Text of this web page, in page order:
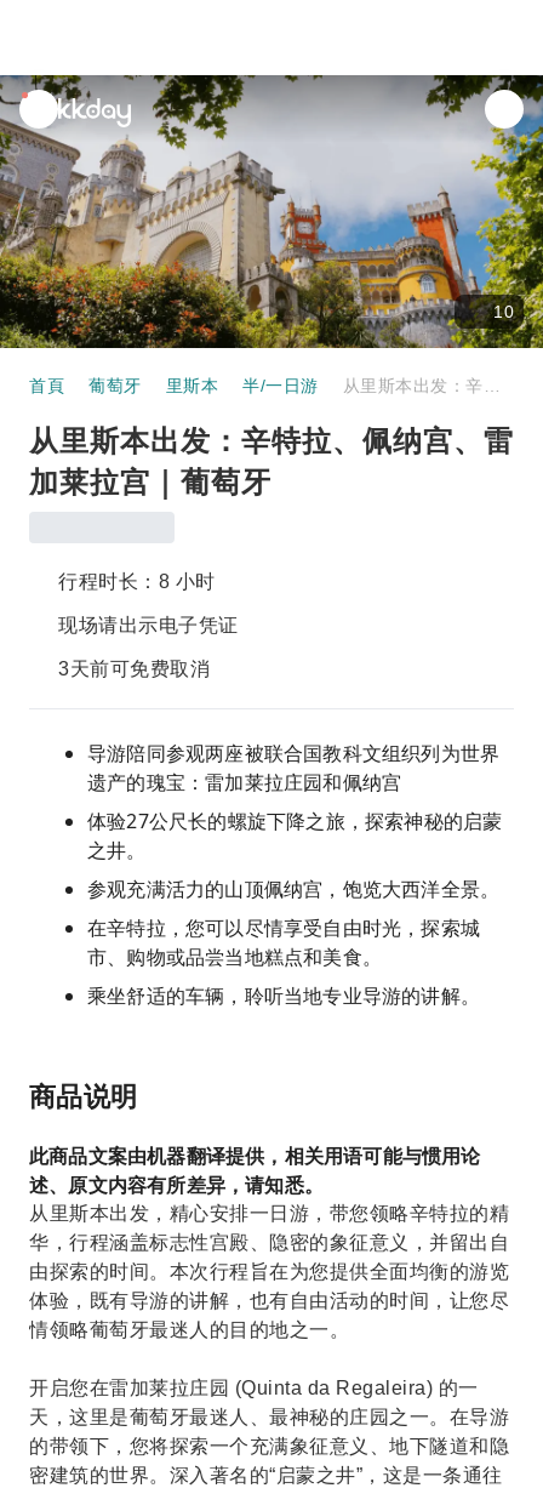
unread
notifications
10
首頁 葡萄牙 里斯本 半/一日游
从里斯本出发：辛特拉、佩纳宫、雷
加莱拉宫｜葡萄牙
行程时长：8 小时
现场请出示电子凭证
3天前可免费取消
导游陪同参观两座被联合国教科文组织列为世界
遗产的瑰宝：雷加莱拉庄园和佩纳宫
体验27公尺长的螺旋下降之旅，探索神秘的启蒙
之井。
参观充满活力的山顶佩纳宫，饱览大西洋全景。
在辛特拉，您可以尽情享受自由时光，探索城
市、购物或品尝当地糕点和美食。
乘坐舒适的车辆，聆听当地专业导游的讲解。
商品说明
此商品文案由机器翻译提供，相关用语可能与惯用论
述、原文内容有所差异，请知悉。
从里斯本出发，精心安排一日游，带您领略辛特拉的精
华，行程涵盖标志性宫殿、隐密的象征意义，并留出自
由探索的时间。本次行程旨在为您提供全面均衡的游览
体验，既有导游的讲解，也有自由活动的时间，让您尽
情领略葡萄牙最迷人的目的地之一。
开启您在雷加莱拉庄园 (Quinta da Regaleira) 的一
天，这里是葡萄牙最迷人、最神秘的庄园之一。在导游
的带领下，您将探索一个充满象征意义、地下隧道和隐
密建筑的世界。深入著名的“启蒙之井”，这是一条通往